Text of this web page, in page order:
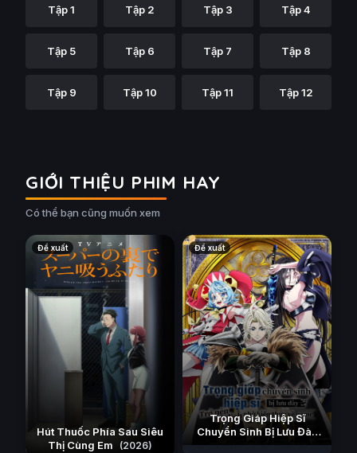
Tập 1 Tập 2 Tập 3 Tập 4
Tập 5 Tập 6 Tập 7 Tập 8
Tập 9 Tập 10 Tập 11 Tập 12
GIỚI THIỆU PHIM HAY
Có thể bạn cũng muốn xem
Đề xuất
Hút Thuốc Phía Sau Siêu
Thị Cùng Em
(2026)
Đề xuất
Trọng Giáp Hiệp Sĩ
Chuyển Sinh Bị Lưu Đày
Trở Nên Vô Địch Nhờ Kiến